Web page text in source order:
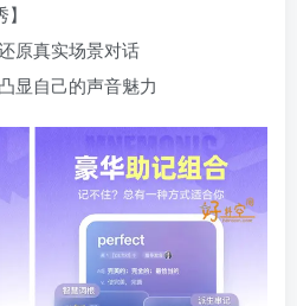
原真实场景对话
显自己的声音魅力